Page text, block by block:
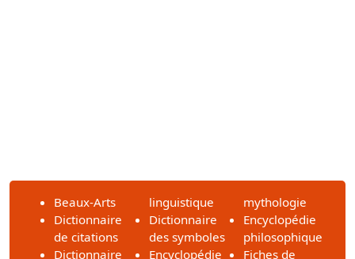
Beaux-Arts
Dictionnaire
de citations
Dictionnaire
linguistique
Dictionnaire
des symboles
Encyclopédie
mythologie
Encyclopédie
philosophique
Fiches de